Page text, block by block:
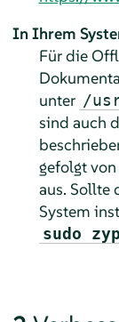
In Ihrem
Für die
unter /
sind auch
gefolgt
aus. Sollte
System
sudo